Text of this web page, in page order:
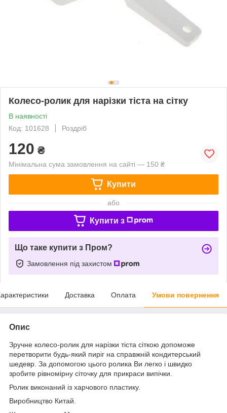
Колесо-ролик для нарізки тіста на сітку
В наявності
Код: 101628
Роздріб
120 ₴
Мінімальна сума замовлення на сайті — 150 ₴
Купити
або
Купити з
Що таке купити з Пром?
Замовлення під захистом
Доставка Оплата Умови повернення
Опис
Зручне колесо-ролик для нарізки тіста сіткою допоможе
перетворити будь-який пиріг на справжній кондитерський
шедевр. За допомогою цього ролика Ви легко і швидко
зробите рівномірну сіточку для прикраси випічки.
Ролик виконаний із харчового пластику.
Виробництво Китай.